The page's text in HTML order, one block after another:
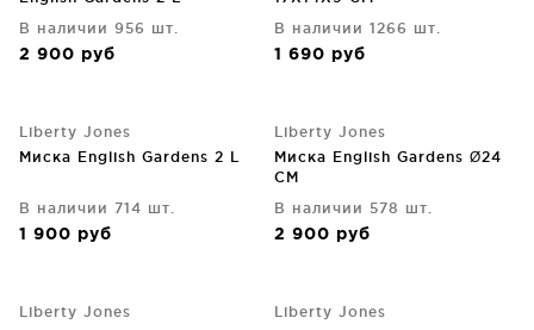
В наличии 956 шт.
2 900 руб
В наличии 1266 шт.
1 690 руб
Liberty Jones
Миска English Gardens 2 L
В наличии 714 шт.
1 900 руб
Liberty Jones
Миска English Gardens Ø24
CM
В наличии 578 шт.
2 900 руб
Liberty Jones
Liberty Jones